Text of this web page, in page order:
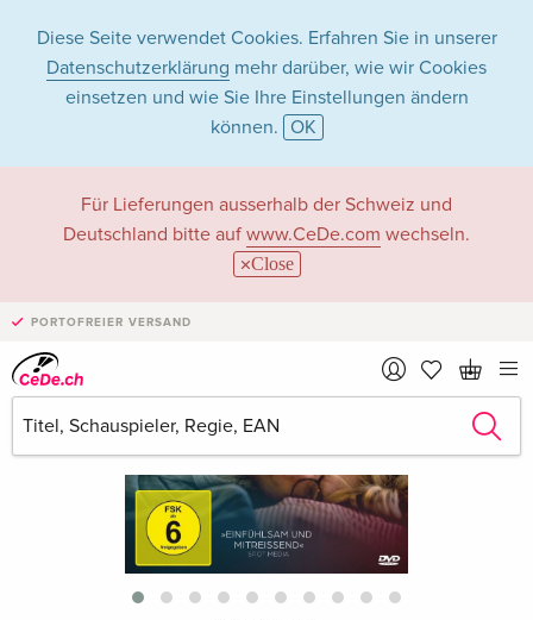
Diese Seite verwendet Cookies. Erfahren Sie in unserer
Datenschutzerklärung mehr darüber, wie wir Cookies
einsetzen und wie Sie Ihre Einstellungen ändern
können. OK
Für Lieferungen ausserhalb der Schweiz und
Deutschland bitte auf www.CeDe.com wechseln.
Close
PORTOFREIER VERSAND
›